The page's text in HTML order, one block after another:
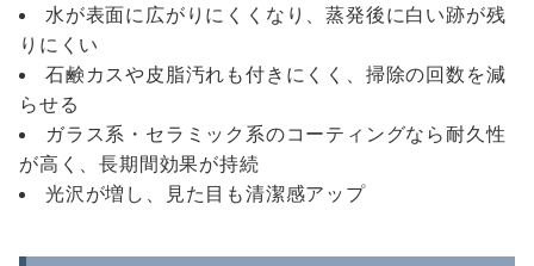
水が表面に広がりにくくなり、蒸発後に白い跡が残
りにくい
石鹸カスや皮脂汚れも付きにくく、掃除の回数を減
らせる
ガラス系・セラミック系のコーティングなら耐久性
が高く、長期間効果が持続
光沢が増し、見た目も清潔感アップ